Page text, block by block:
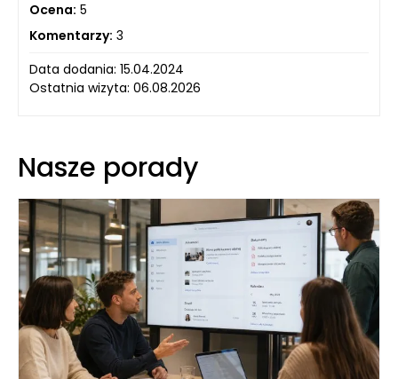
Ocena: 5
Komentarzy: 3
Data dodania: 15.04.2024
Ostatnia wizyta: 06.08.2026
Nasze porady